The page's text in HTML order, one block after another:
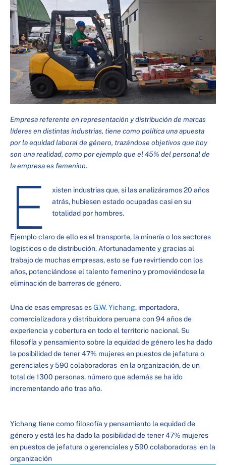
Empresa referente en representación y distribución de marcas
líderes en distintas industrias, tiene como política una apuesta
por la equidad laboral de género, trazándose objetivos que hoy
son una realidad, como por ejemplo que el 45% del personal de
la empresa es femenino.
E
xisten industrias que, si las analizáramos 20 años
atrás, hubiesen estado ocupadas casi en su
totalidad por hombres.
Ejemplo claro de ello es el transporte, la minería o los sectores
logísticos o de distribución. Afortunadamente y gracias al
trabajo de muchas empresas, esto se fue revirtiendo con los
años, potenciándose el talento femenino y promoviéndose la
eliminación de barreras de género.
Una de esas empresas esG.W. Yichang, importadora,
comercializadora y distribuidora peruana con 94 años de
experiencia y cobertura en todo el territorio nacional. Su
filosofía y pensamiento sobre la equidad de género les ha dado
la posibilidad de tener 47% mujeres en puestos de jefatura o
gerenciales y 590 colaboradoras en la organización, de un
total de 1300 personas, número que además se ha ido
incrementando año tras año.
Yichang tiene como filosofía y pensamiento la equidad de
género y está les ha dado la posibilidad de tener 47% mujeres
en puestos de jefatura o gerenciales y 590 colaboradoras en la
organización